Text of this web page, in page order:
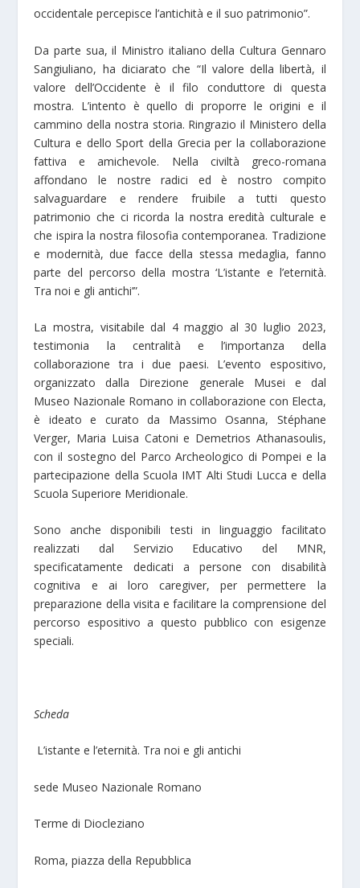
occidentale percepisce l’antichità e il suo patrimonio”.
Da parte sua, il Ministro italiano della Cultura Gennaro
Sangiuliano, ha diciarato che “Il valore della libertà, il
valore dell’Occidente è il filo conduttore di questa
mostra. L’intento è quello di proporre le origini e il
cammino della nostra storia. Ringrazio il Ministero della
Cultura e dello Sport della Grecia per la collaborazione
fattiva e amichevole. Nella civiltà greco-romana
affondano le nostre radici ed è nostro compito
salvaguardare e rendere fruibile a tutti questo
patrimonio che ci ricorda la nostra eredità culturale e
che ispira la nostra filosofia contemporanea. Tradizione
e modernità, due facce della stessa medaglia, fanno
parte del percorso della mostra ‘L’istante e l’eternità.
Tra noi e gli antichi’”.
La mostra, visitabile dal 4 maggio al 30 luglio 2023,
testimonia la centralità e l’importanza della
collaborazione tra i due paesi. L’evento espositivo,
organizzato dalla Direzione generale Musei e dal
Museo Nazionale Romano in collaborazione con Electa,
è ideato e curato da Massimo Osanna, Stéphane
Verger, Maria Luisa Catoni e Demetrios Athanasoulis,
con il sostegno del Parco Archeologico di Pompei e la
partecipazione della Scuola IMT Alti Studi Lucca e della
Scuola Superiore Meridionale.
Sono anche disponibili testi in linguaggio facilitato
realizzati dal Servizio Educativo del MNR,
specificatamente dedicati a persone con disabilità
cognitiva e ai loro caregiver, per permettere la
preparazione della visita e facilitare la comprensione del
percorso espositivo a questo pubblico con esigenze
speciali.
Scheda
L’istante e l’eternità. Tra noi e gli antichi
sede Museo Nazionale Romano
Terme di Diocleziano
Roma, piazza della Repubblica